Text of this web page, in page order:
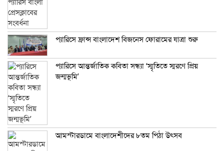
প্যারিসে ফ্রান্স বাংলাদেশ বিজনেস ফোরামের যাত্রা শুরু
প্যারিসে আন্তর্জাতিক কবিতা সন্ধ্যা ‘স্মৃতিতে স্মরণে প্রিয়
জন্মভূমি’
আমস্টারডামে বাংলাদেশীদের ৮তম পিঠা উৎসব